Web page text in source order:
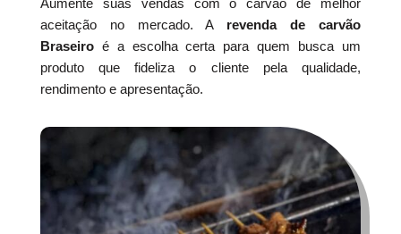
Aumente suas vendas com o carvão de melhor
aceitação no mercado. A revenda de carvão
Braseiroé a escolha certa para quem busca um
produto que fideliza o cliente pela qualidade,
rendimento e apresentação.